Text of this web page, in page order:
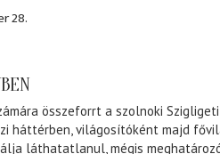
28.
összeforrt a szolnoki
háttérben, világosítóként majd
láthatatlanul, mégis